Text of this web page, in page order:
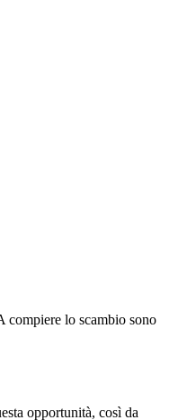
compiere lo scambio sono
opportunità, così da